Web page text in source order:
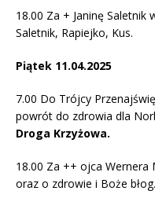
18.00 Za + Janinę
Saletnik, Rapiejko, Kus.
Piątek 11.04.2025
7.00 Do Trójcy
powrót do zdrowia dla
Droga Krzyżowa.
18.00 Za ++ ojca
oraz o zdrowie i Boże